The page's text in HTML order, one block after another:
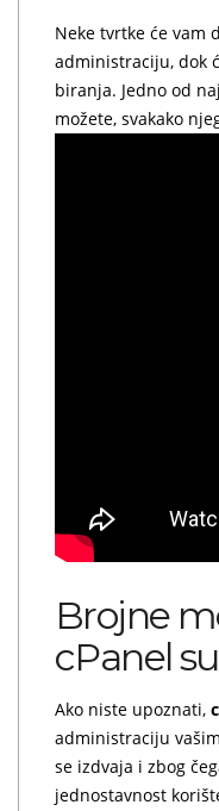
Neke tvrtke će vam
administraciju, dok
biranja. Jedno od
možete, svakako
Brojne
cPanel
Ako niste upoznati,
administraciju
se izdvaja i zbog
jednostavnost